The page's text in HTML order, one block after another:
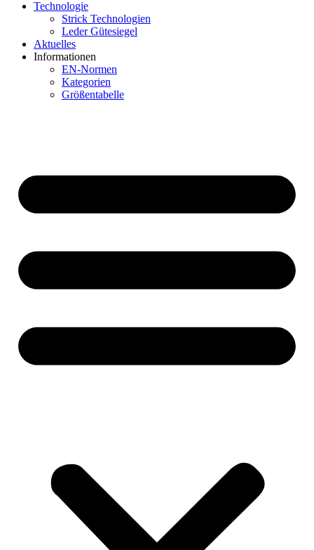
Technologie
Strick Technologien
Leder Gütesiegel
Aktuelles
Informationen
EN-Normen
Kategorien
Größentabelle